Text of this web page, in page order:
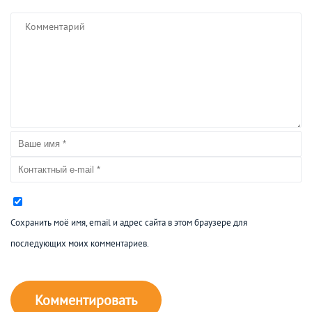
Сохранить моё имя, email и адрес сайта в этом браузере для
последующих моих комментариев.